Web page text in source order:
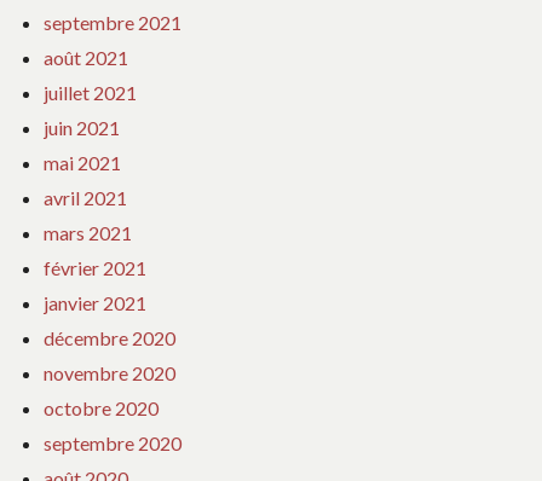
septembre 2021
août 2021
juillet 2021
juin 2021
mai 2021
avril 2021
mars 2021
février 2021
janvier 2021
décembre 2020
novembre 2020
octobre 2020
septembre 2020